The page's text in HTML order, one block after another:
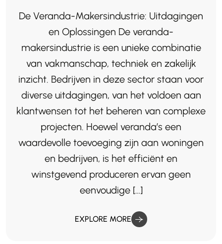
De Veranda-Makersindustrie: Uitdagingen
en Oplossingen De veranda-
makersindustrie is een unieke combinatie
van vakmanschap, techniek en zakelijk
inzicht. Bedrijven in deze sector staan voor
diverse uitdagingen, van het voldoen aan
klantwensen tot het beheren van complexe
projecten. Hoewel veranda’s een
waardevolle toevoeging zijn aan woningen
en bedrijven, is het efficiënt en
winstgevend produceren ervan geen
eenvoudige […]
EXPLORE MORE